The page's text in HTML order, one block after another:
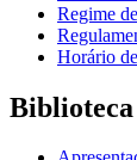
Regime
Horário
Biblioteca